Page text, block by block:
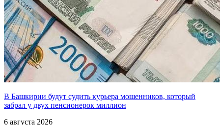
В Башкирии будут судить курьера мошенников, который
забрал у двух пенсионерок миллион
6 августа 2026